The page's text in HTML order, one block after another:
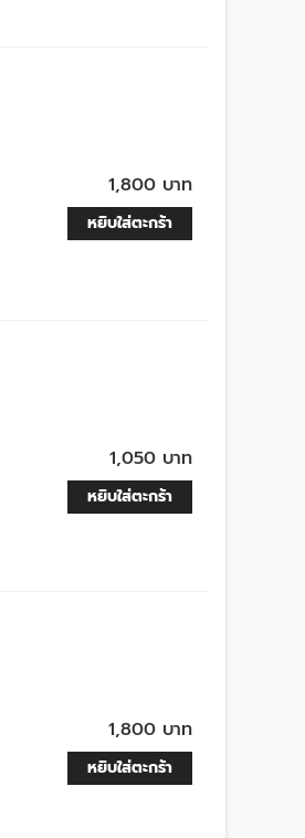
1,800 บาท
หยิบใส่ตะกร้า
1,050 บาท
หยิบใส่ตะกร้า
1,800 บาท
หยิบใส่ตะกร้า